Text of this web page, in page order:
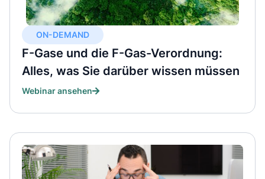
ON-DEMAND
F-Gase und die F-Gas-Verordnung:
Alles, was Sie darüber wissen müssen
Webinar ansehen